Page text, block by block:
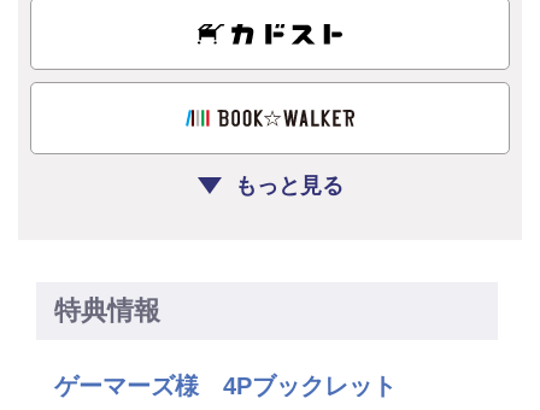
もっと見る
特典情報
ゲーマーズ様 4Pブックレット